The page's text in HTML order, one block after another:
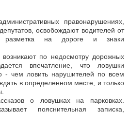
правонарушениях,
освобождают водителей от
разметка на дороге и знаки
по недосмотру дорожных
впечатление, что ловушки
- чем ловить нарушителей по всем
в определенном месте, и только
о ловушках на парковках.
пояснительная записка,